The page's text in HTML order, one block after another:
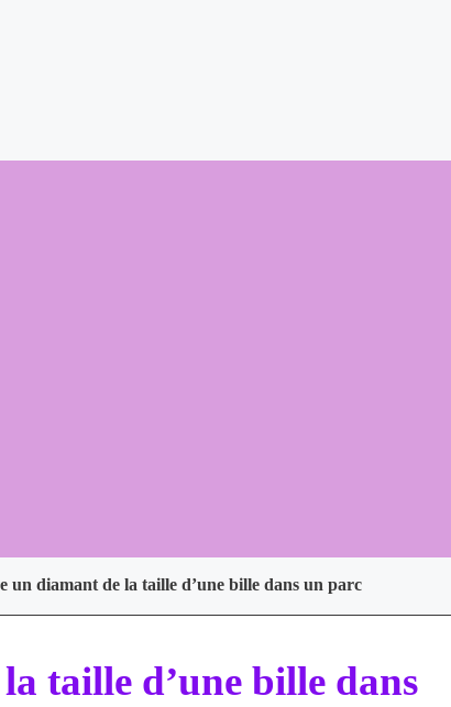
un diamant de la taille d’une bille dans un parc
taille d’une bille dans